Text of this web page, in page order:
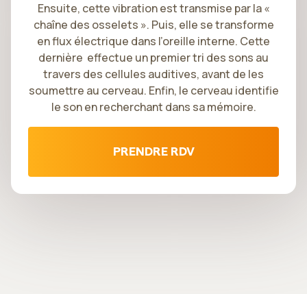
Ensuite, cette vibration est transmise par la «
chaîne des osselets ». Puis, elle se transforme
en flux électrique dans l’oreille interne. Cette
dernière effectue un premier tri des sons au
travers des cellules auditives, avant de les
soumettre au cerveau. Enfin, le cerveau identifie
le son en recherchant dans sa mémoire.
PRENDRE RDV